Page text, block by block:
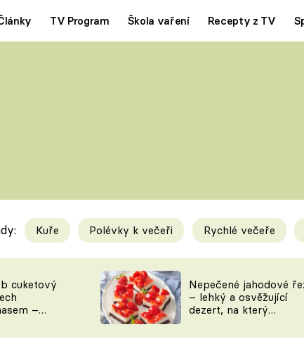
TV Program Škola vaření Recepty z TV
ŠÉF!
TALÍŘI
Tipy a triky
KAM ZA JÍDLEM
VYCHYTÁVKY
Kuře Polévky k večeři Rychlé večeře
cuketový
–
Nepečené jahodové
– lehký a osvěžující
dezert, na který